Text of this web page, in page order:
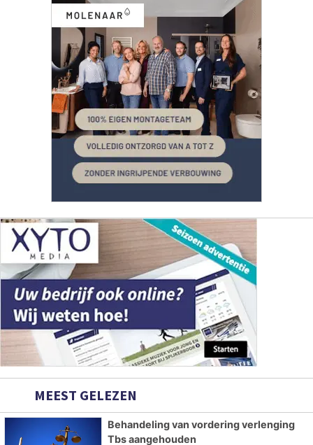
MEEST GELEZEN
Behandeling van vordering verlenging
Tbs aangehouden